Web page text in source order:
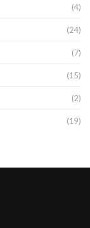
(4)
(24)
(7)
(15)
(2)
(19)